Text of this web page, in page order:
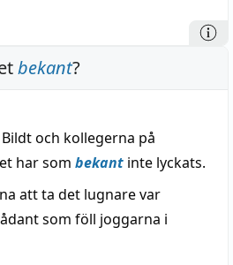
bekant?
och kollegerna på
har som bekant inte lyckats.
att ta det lugnare var
som föll joggarna i